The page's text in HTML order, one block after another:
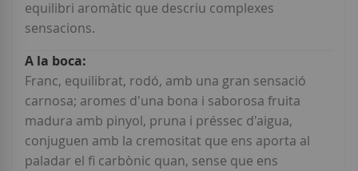
equilibri aromàtic que descriu complexes
sensacions.
Franc, equilibrat, rodó, amb una gran sensació
carnosa; aromes d'una bona i saborosa fruita
madura amb pinyol, pruna i préssec d'aigua,
conjuguen amb la cremositat que ens aporta al
paladar el fi carbònic quan, sense que ens